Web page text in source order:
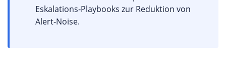
Eskalations‑Playbooks zur Reduktion von
Alert‑Noise.